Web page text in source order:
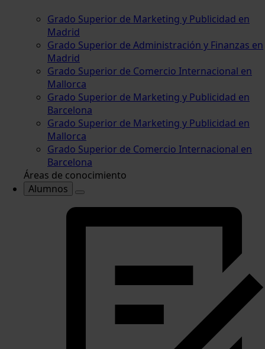
Grado Superior de Marketing y Publicidad en
Madrid
Grado Superior de Administración y Finanzas en
Madrid
Grado Superior de Comercio Internacional en
Mallorca
Grado Superior de Marketing y Publicidad en
Barcelona
Grado Superior de Marketing y Publicidad en
Mallorca
Grado Superior de Comercio Internacional en
Barcelona
Áreas de conocimiento
Alumnos